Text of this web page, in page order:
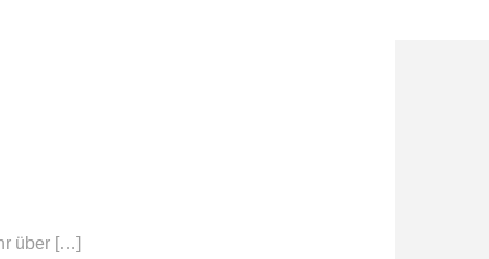
über […]